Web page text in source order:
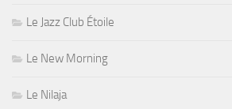
Le Jazz Club Étoile
Le New Morning
Le Nilaja